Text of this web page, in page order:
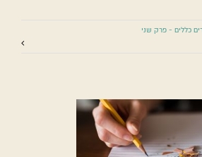
כללים - פרק שני